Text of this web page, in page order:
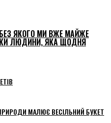
ЯКОГО МИ ВЖЕ МАЙЖЕ
ЛЮДИНИ, ЯКА ЩОДНЯ
МАЛЮЄ ВЕСІЛЬНИЙ БУКЕТ